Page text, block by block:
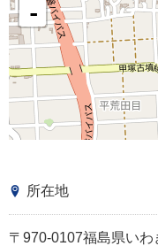
-
所在地
〒970-0107福島県い